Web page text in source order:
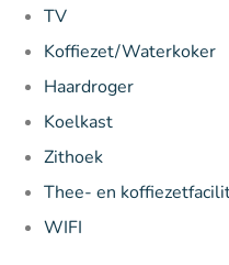
TV
Koffiezet/Waterkoker
Haardroger
Koelkast
Zithoek
Thee- en
WIFI